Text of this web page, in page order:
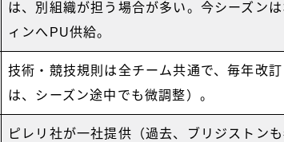
は、別組織が担う場合が多い。今シーズン
ィンへPU供給。
技術・競技規則は全チーム共通で、毎年改
は、シーズン途中でも微調整）。
ピレリ社が一社提供（過去、ブリジストン